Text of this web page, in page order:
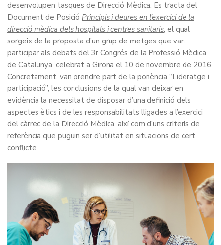
desenvolupen tasques de Direcció Mèdica. Es tracta del
Document de Posició Principis i deures en l’exercici de la
direcció mèdica dels hospitals i centres sanitaris, el qual
sorgeix de la proposta d’un grup de metges que van
participar als debats del 3r Congrés de la Professió Mèdica
de Catalunya, celebrat a Girona el 10 de novembre de 2016.
Concretament, van prendre part de la ponència “Lideratge i
participació”, les conclusions de la qual van deixar en
evidència la necessitat de disposar d’una definició dels
aspectes ètics i de les responsabilitats lligades a l’exercici
del càrrec de la Direcció Mèdica, així com d’uns criteris de
referència que puguin ser d’utilitat en situacions de cert
conflicte.